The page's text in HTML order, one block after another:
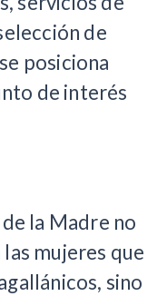
de
posiciona
de interés
la Madre no
mujeres que
sino